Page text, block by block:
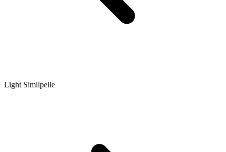
Light Similpelle